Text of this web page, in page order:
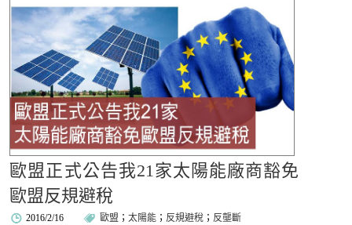
歐盟正式公告我21家太陽能廠商豁免
歐盟反規避稅
2016/2/16 歐盟 ；太陽能 ； 反規避稅 ； 反壟斷